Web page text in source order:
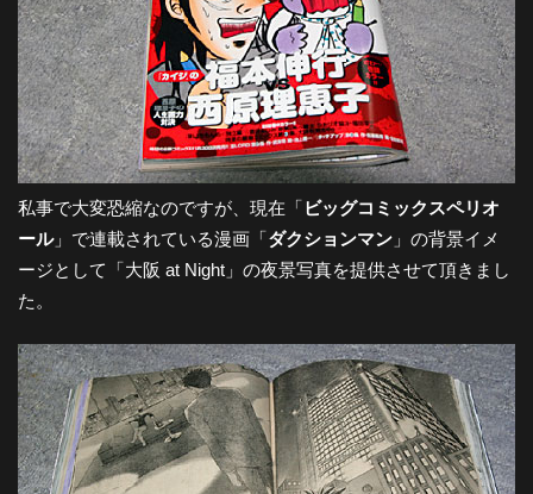
グ
-
大
阪
夜
景
私事で大変恐縮なのですが、現在「ビッグコミックスペリオ
ール」で連載されている漫画「ダクションマン 」の背景イメ
ージとして「大阪 at Night」の夜景写真を提供させて頂きまし
た。